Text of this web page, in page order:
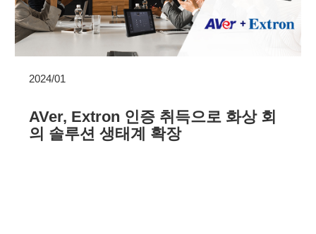
2024/01
AVer, Extron 인증 취득으로 화상 회
의 솔루션 생태계 확장